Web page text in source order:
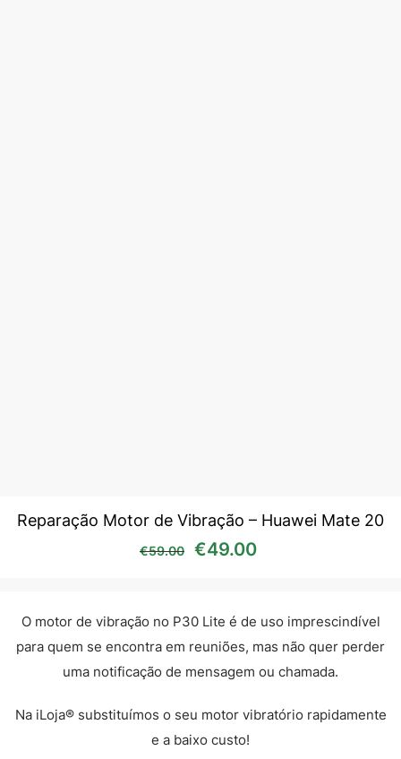
Reparação Motor de Vibração – Huawei Mate 20
€59.00 O preço original era:
€49.00
O motor de vibração no P30 Lite é de uso imprescindível
para quem se encontra em reuniões, mas não quer perder
uma notificação de mensagem ou chamada.
Na iLoja® substituímos o seu motor vibratório rapidamente
e a baixo custo!